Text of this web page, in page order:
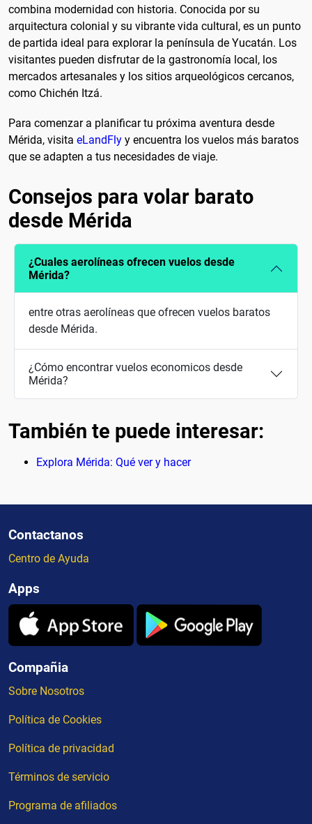
combina modernidad con historia. Conocida por su
arquitectura colonial y su vibrante vida cultural, es un punto
de partida ideal para explorar la península de Yucatán. Los
visitantes pueden disfrutar de la gastronomía local, los
mercados artesanales y los sitios arqueológicos cercanos,
como Chichén Itzá.
Para comenzar a planificar tu próxima aventura desde
Mérida, visita eLandFly y encuentra los vuelos más baratos
que se adapten a tus necesidades de viaje.
Consejos para volar barato
desde Mérida
¿Cuales aerolíneas ofrecen vuelos desde
Mérida?
entre otras aerolíneas que ofrecen vuelos baratos
desde Mérida.
¿Cómo encontrar vuelos economicos desde
Mérida?
También te puede interesar:
Explora Mérida: Qué ver y hacer
Contactanos
Centro de Ayuda
Apps
Compañia
Sobre Nosotros
Política de Cookies
Política de privacidad
Términos de servicio
Programa de afiliados